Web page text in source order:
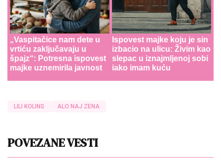
„Vaspitačice nam dete u
vrtiću zaključavaju u
špajz“: Potresna ispovest
majke uznemirila javnost
Ispovest majke koju je sin
izbacio na ulicu: Živim kao
slepac u iznajmljenoj sobi
iako imam kuću
LILI KOLINS ALO NAJ ZENA
POVEZANE VESTI